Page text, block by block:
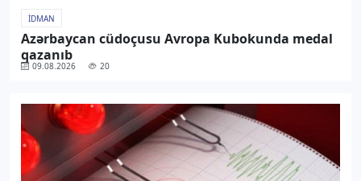
İDMAN
Azərbaycan cüdoçusu Avropa Kubokunda medal
qazanıb
09.08.2026 20